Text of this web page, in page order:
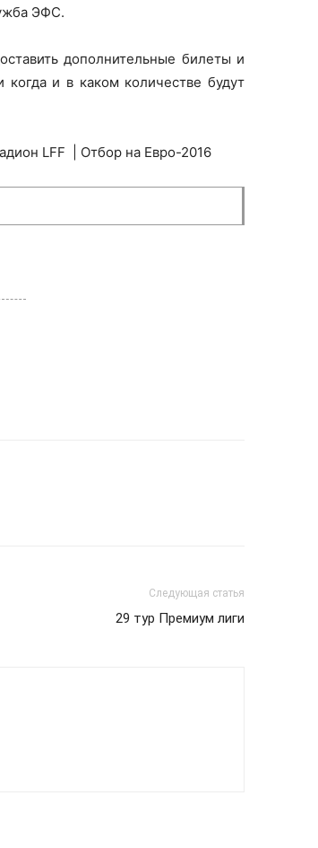
ЭФС.
дополнительные билеты и
и в каком количестве будут
LFF | Отбор на Евро-2016
Следующая статья
29 тур Премиум лиги